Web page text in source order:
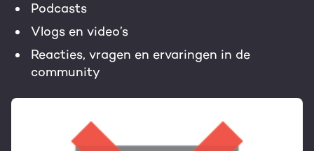
Podcasts
Vlogs en video’s
Reacties, vragen en ervaringen in de
community